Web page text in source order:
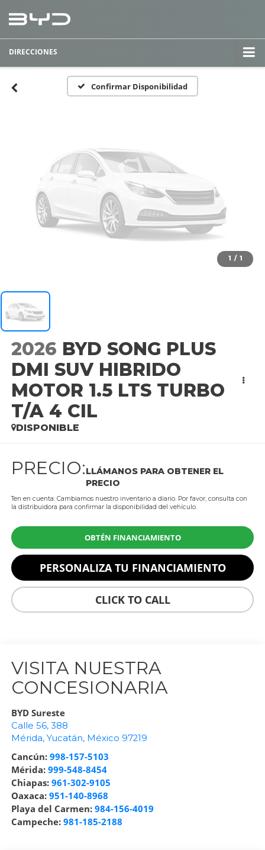
DIRECCIONES
Confirmar Disponibilidad
Por favor, revise luego
1 / 1
2026 BYD SONG PLUS
DMI SUV HIBRIDO
MOTOR 1.5 LTS TURBO
T/A 4 CIL
DISPONIBLE
PRECIO:LLÁMANOS PARA OBTENER EL
PRECIO
Ten en cuenta: Cambiamos nuestro inventario a diario. Por favor, consulta con
la distribuidora para confirmar la disponibilidad del vehículo.
OBTÉN FINANCIAMIENTO
PERSONALIZA TU FINANCIAMIENTO
CLICK TO CALL
VISITA NUESTRA
CONCESIONARIA
BYD Sureste
Calle 56, 388
Mérida, Yucatán, México 97219
Cancún: 998-157-5103
Mérida: 999-548-8454
Chiapas: 961-302-9105
Oaxaca: 951-140-8968
Playa del Carmen: 984-156-4019
Campeche: 981-185-2188